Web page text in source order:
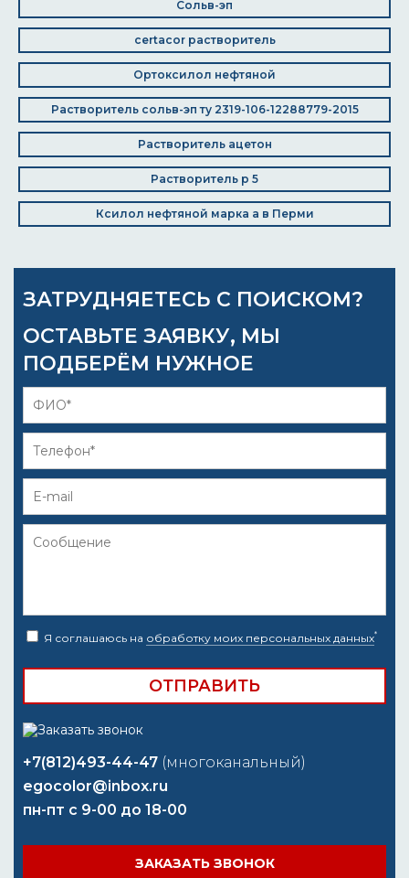
Сольв-эп
certacor растворитель
Ортоксилол нефтяной
Растворитель сольв-эп ту 2319-106-12288779-2015
Растворитель ацетон
Растворитель р 5
Ксилол нефтяной марка а в Перми
ЗАТРУДНЯЕТЕСЬ С ПОИСКОМ?
ОСТАВЬТЕ ЗАЯВКУ, МЫ
ПОДБЕРЁМ НУЖНОЕ
Я соглашаюсь на обработку моих персональных данных*
+7(812)493-44-47 (многоканальный)
egocolor@inbox.ru
пн-пт с 9-00 до 18-00
ЗАКАЗАТЬ ЗВОНОК